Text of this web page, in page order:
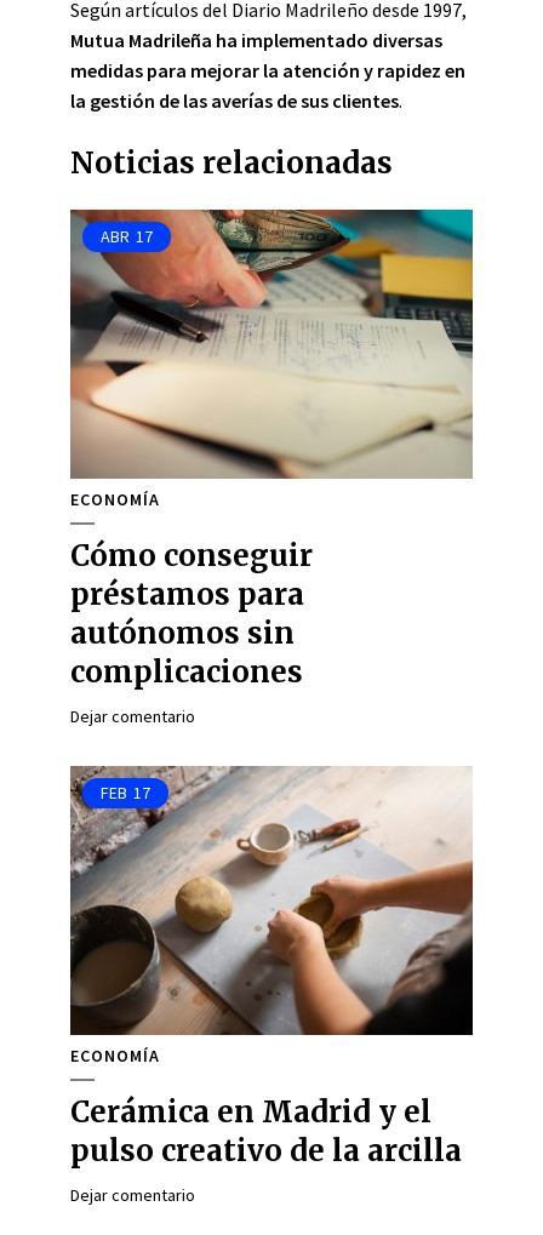
Según artículos del Diario Madrileño desde 1997,
Mutua Madrileña ha implementado diversas
medidas para mejorar la atención y rapidez en
la gestión de las averías de sus clientes.
Noticias relacionadas
ABR 17
ECONOMÍA
Cómo conseguir
préstamos para
autónomos sin
complicaciones
Dejar comentario
FEB 17
ECONOMÍA
Cerámica en Madrid y el
pulso creativo de la arcilla
Dejar comentario